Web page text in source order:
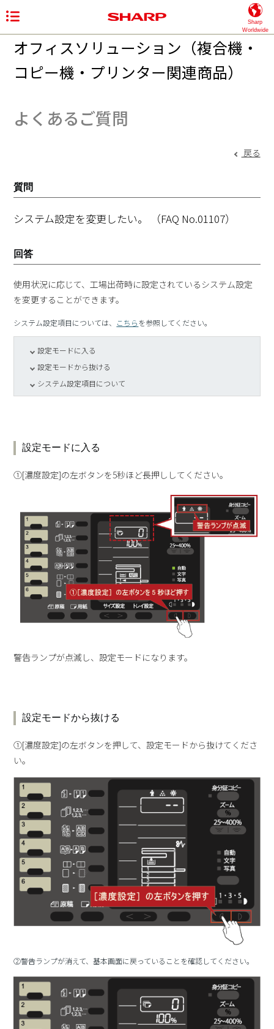
Sharp
Worldwide
オフィスソリューション（複合機・
コピー機・プリンター関連商品）
よくあるご質問
戻る
質問
システム設定を変更したい。 （FAQ No.01107）
回答
使用状況に応じて、工場出荷時に設定されているシステム設定
を変更することができます。
システム設定項目については、 こちらを参照してください。
設定モードに入る
設定モードから抜ける
システム設定項目について
設定モードに入る
①[濃度設定]の左ボタンを5秒ほど長押ししてください。
警告ランプが点滅し、設定モードになります。
設定モードから抜ける
①[濃度設定]の左ボタンを押して、設定モードから抜けてくださ
い。
②警告ランプが消えて、基本画面に戻っていることを確認してください。